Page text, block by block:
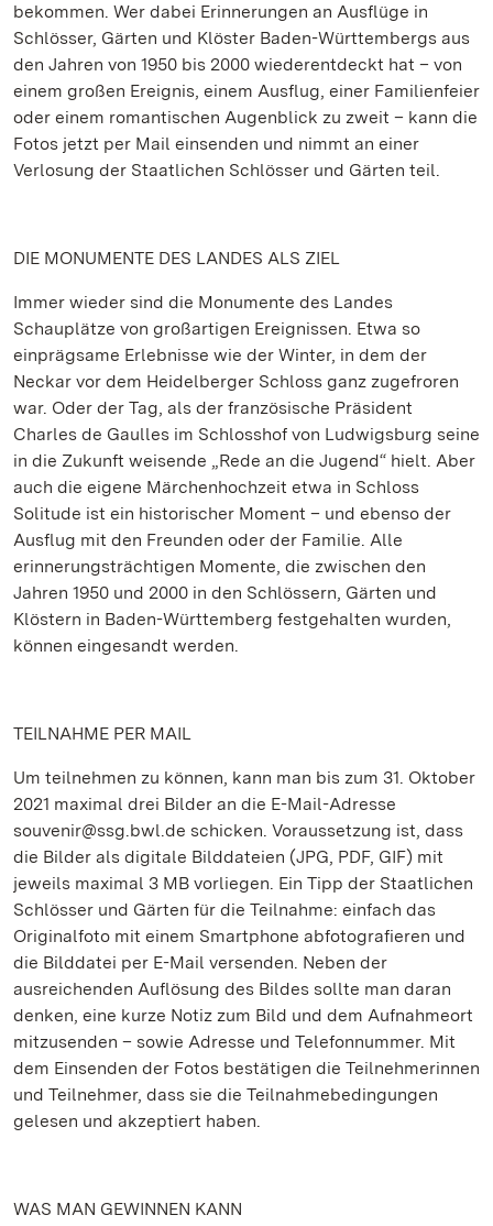
bekommen. Wer dabei Erinnerungen an Ausflüge in
Schlösser, Gärten und Klöster Baden-Württembergs aus
den Jahren von 1950 bis 2000 wiederentdeckt hat – von
einem großen Ereignis, einem Ausflug, einer Familienfeier
oder einem romantischen Augenblick zu zweit – kann die
Fotos jetzt per Mail einsenden und nimmt an einer
Verlosung der Staatlichen Schlösser und Gärten teil.
DIE MONUMENTE DES LANDES ALS ZIEL
Immer wieder sind die Monumente des Landes
Schauplätze von großartigen Ereignissen. Etwa so
einprägsame Erlebnisse wie der Winter, in dem der
Neckar vor dem Heidelberger Schloss ganz zugefroren
war. Oder der Tag, als der französische Präsident
Charles de Gaulles im Schlosshof von Ludwigsburg seine
in die Zukunft weisende „Rede an die Jugend“ hielt. Aber
auch die eigene Märchenhochzeit etwa in Schloss
Solitude ist ein historischer Moment – und ebenso der
Ausflug mit den Freunden oder der Familie. Alle
erinnerungsträchtigen Momente, die zwischen den
Jahren 1950 und 2000 in den Schlössern, Gärten und
Klöstern in Baden-Württemberg festgehalten wurden,
können eingesandt werden.
TEILNAHME PER MAIL
Um teilnehmen zu können, kann man bis zum 31. Oktober
2021 maximal drei Bilder an die E-Mail-Adresse
souvenir@ssg.bwl.de schicken. Voraussetzung ist, dass
die Bilder als digitale Bilddateien (JPG, PDF, GIF) mit
jeweils maximal 3 MB vorliegen. Ein Tipp der Staatlichen
Schlösser und Gärten für die Teilnahme: einfach das
Originalfoto mit einem Smartphone abfotografieren und
die Bilddatei per E-Mail versenden. Neben der
ausreichenden Auflösung des Bildes sollte man daran
denken, eine kurze Notiz zum Bild und dem Aufnahmeort
mitzusenden – sowie Adresse und Telefonnummer. Mit
dem Einsenden der Fotos bestätigen die Teilnehmerinnen
und Teilnehmer, dass sie die Teilnahmebedingungen
gelesen und akzeptiert haben.
WAS MAN GEWINNEN KANN